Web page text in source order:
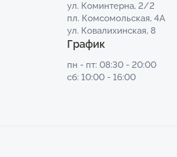
ул. Коминтерна, 2/2
пл. Комсомольская, 4А
ул. Ковалихинская, 8
График
пн - пт: 08:30 - 20:00
сб: 10:00 - 16:00